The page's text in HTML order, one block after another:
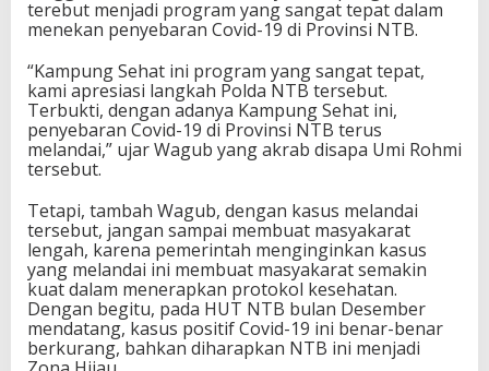
terebut menjadi program yang sangat tepat dalam
menekan penyebaran Covid-19 di Provinsi NTB.
“Kampung Sehat ini program yang sangat tepat,
kami apresiasi langkah Polda NTB tersebut.
Terbukti, dengan adanya Kampung Sehat ini,
penyebaran Covid-19 di Provinsi NTB terus
melandai,” ujar Wagub yang akrab disapa Umi Rohmi
tersebut.
Tetapi, tambah Wagub, dengan kasus melandai
tersebut, jangan sampai membuat masyakarat
lengah, karena pemerintah menginginkan kasus
yang melandai ini membuat masyakarat semakin
kuat dalam menerapkan protokol kesehatan.
Dengan begitu, pada HUT NTB bulan Desember
mendatang, kasus positif Covid-19 ini benar-benar
berkurang, bahkan diharapkan NTB ini menjadi